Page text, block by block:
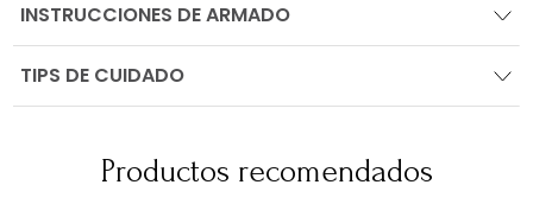
INSTRUCCIONES DE ARMADO
TIPS DE CUIDADO
Productos recomendados